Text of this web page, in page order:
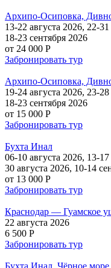
Архипо-Осиповка,
13-22 августа 2026, 22-
18-23 сентября 2026
от 24 000 P
Забронировать тур
Архипо-Осиповка,
19-24 августа 2026, 23-
18-23 сентября 2026
от 15 000 P
Забронировать тур
Бухта Инал
06-10 августа 2026, 13-
30 августа 2026, 10-14
от 13 000 P
Забронировать тур
Краснодар — Гуамское
22 августа 2026
6 500 P
Забронировать тур
Бухта Инал, Чёрное